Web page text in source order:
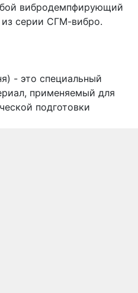
вибродемпфирующий
серии СГМ-вибро.
- это специальный
применяемый для
подготовки